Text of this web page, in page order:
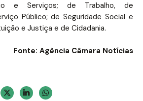
e Serviços; de Trabalho, de
Público; de Seguridade Social e
e Justiça e de Cidadania.
Fonte: Agência Câmara Notícias